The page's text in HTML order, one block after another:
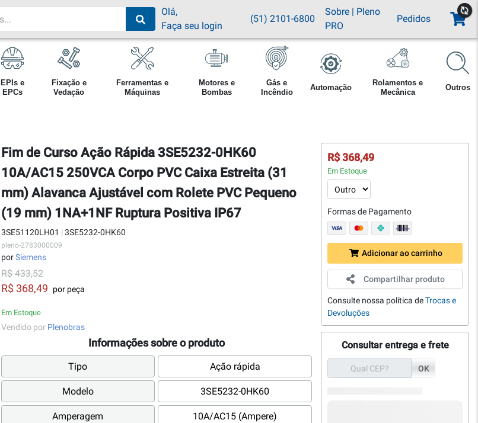
Olá,
Faça seu login
(51) 2101-6800
Sobre| Pleno
PRO
Pedidos
EPIs e
EPCs
Fixação e
Vedação
Ferramentas e
Máquinas
Motores e
Bombas
Gás e
Incêndio
Automação
Rolamentos e
Mecânica
Outros
Fim de Curso Ação Rápida 3SE5232-0HK60
10A/AC15 250VCA Corpo PVC Caixa Estreita (31
mm) Alavanca Ajustável com Rolete PVC Pequeno
(19 mm) 1NA+1NF Ruptura Positiva IP67
3SE51120LH01 | 3SE5232-0HK60
pleno-2783000009
porSiemens
R$ 433,52
R$ 368,49 por peça
Em Estoque
Vendido por Plenobras
Informações sobre o produto
Tipo Ação rápida
Modelo 3SE5232-0HK60
Amperagem 10A/AC15 (Ampere)
R$ 368,49
Em Estoque
Formas de Pagamento
Adicionar ao carrinho
Compartilhar produto
Consulte nossa política deTrocas e
Devoluções
Consultar entrega e frete
OK